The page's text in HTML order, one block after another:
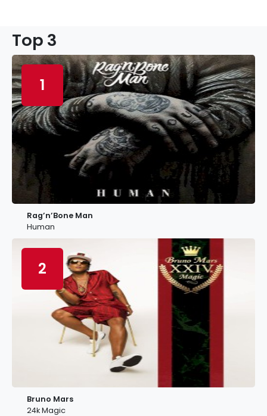
Top 3
1
Rag’n’Bone Man
Human
2
Bruno Mars
24k Magic